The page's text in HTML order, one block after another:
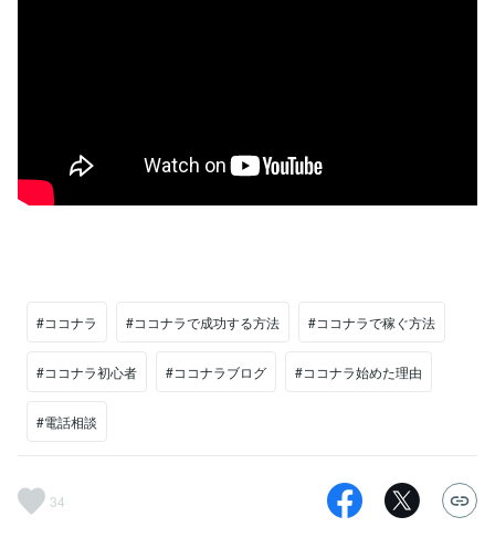
#ココナラ #ココナラで成功する方法 #ココナラで稼ぐ方法
#ココナラ初心者 #ココナラブログ #ココナラ始めた理由
#電話相談
34